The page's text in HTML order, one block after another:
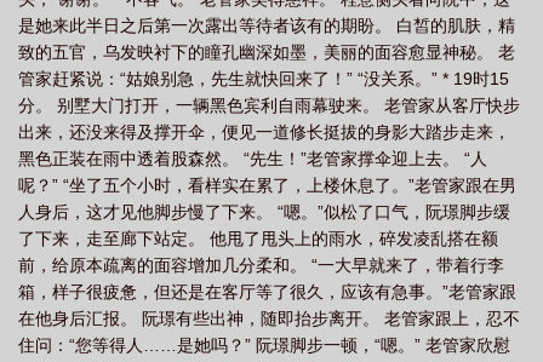
是她来此半日之后第一次露出等待者该有的期盼。 白皙的肌肤，精
致的五官，乌发映衬下的瞳孔幽深如墨，美丽的面容愈显神秘。 老
管家赶紧说：“姑娘别急，先生就快回来了！” “没关系。” * 19时15
分。 别墅大门打开，一辆黑色宾利自雨幕驶来。 老管家从客厅快步
出来，还没来得及撑开伞，便见一道修长挺拔的身影大踏步走来，
黑色正装在雨中透着股森然。 “先生！”老管家撑伞迎上去。 “人
呢？” “坐了五个小时，看样实在累了，上楼休息了。”老管家跟在男
人身后，这才见他脚步慢了下来。 “嗯。”似松了口气，阮璟脚步缓
了下来，走至廊下站定。 他甩了甩头上的雨水，碎发凌乱搭在额
前，给原本疏离的面容增加几分柔和。 “一大早就来了，带着行李
箱，样子很疲惫，但还是在客厅等了很久，应该有急事。”老管家跟
在他身后汇报。 阮璟有些出神，随即抬步离开。 老管家跟上，忍不
住问：“您等得人……是她吗？” 阮璟脚步一顿，“嗯。” 老管家欣慰